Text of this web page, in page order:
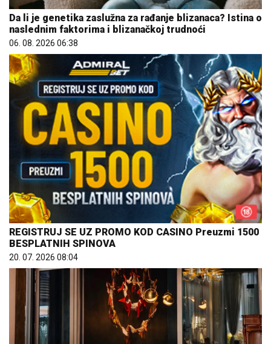
Da li je genetika zaslužna za rađanje blizanaca? Istina o
naslednim faktorima i blizanačkoj trudnoći
06. 08. 2026 06:38
REGISTRUJ SE UZ PROMO KOD CASINO Preuzmi 1500
BESPLATNIH SPINOVA
20. 07. 2026 08:04